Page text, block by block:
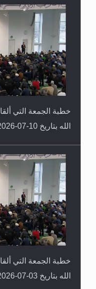
خطبة الجمعة التي
الله بتاريخ 10-07-2026
خطبة الجمعة التي
الله بتاريخ 03-07-2026